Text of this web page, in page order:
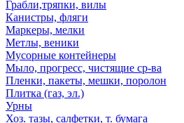
Грабли,тряпки, вилы
Канистры, фляги
Маркеры, мелки
Метлы, веники
Мусорные контейнеры
Мыло, прогресс, чистящие ср-ва
Пленки, пакеты, мешки, поролон
Плитка (газ, эл.)
Урны
Хоз. тазы, салфетки, т. бумага